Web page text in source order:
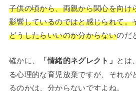
子供の頃から、両親から関心を向け
影響しているのではと感じられて。
どうしたらいいのか分からないのだ
確かに、 「情緒的ネグレクト」 とは
る心理的な育児放棄ですが、それが
るのかは、分からないですよね。